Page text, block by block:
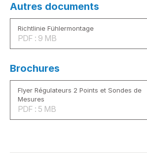
Autres documents
Richtlinie Fühlermontage
PDF : 9 MB
Brochures
Flyer Régulateurs 2 Points et Sondes de
Mesures
PDF : 5 MB